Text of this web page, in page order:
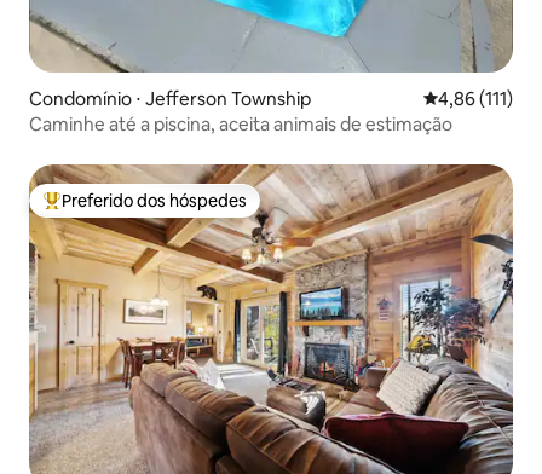
Condomínio ⋅ Jefferson Township 4,86 de uma
4,86 (111)
Caminhe até a piscina, aceita animais de estimação
Entre os melhores preferidos dos hóspedes
Preferido dos hóspedes